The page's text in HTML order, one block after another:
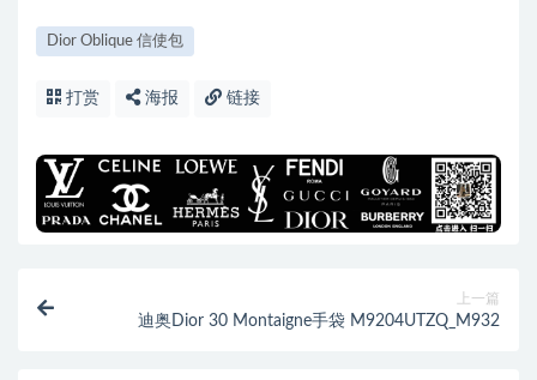
Dior Oblique 信使包
打赏 海报 链接
上一篇
迪奥Dior 30 Montaigne手袋 M9204UTZQ_M932